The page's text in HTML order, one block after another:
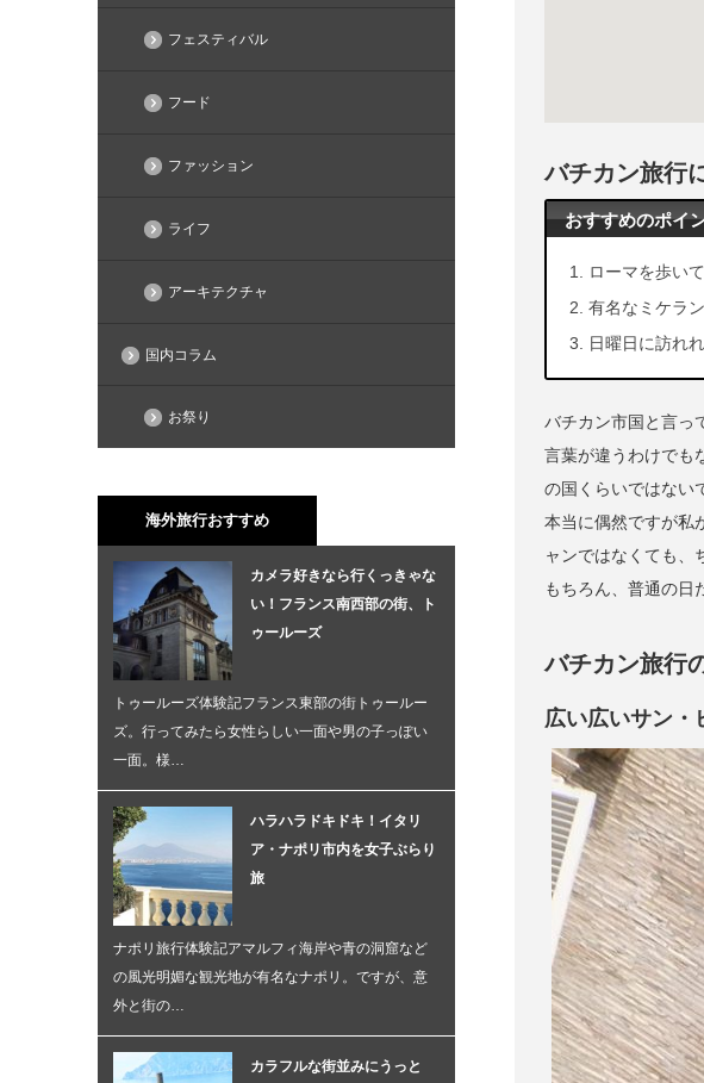
バチカン旅行
おすすめのポイ
ローマを歩い
有名なミケラ
日曜日に訪れ
バチカン市国と言っ
言葉が違うわけでも
の国くらいではない
本当に偶然ですが私
ャンではなくても、
もちろん、普通の日
バチカン旅行
広い広いサン・
フェスティバル
フード
ファッション
ライフ
アーキテクチャ
国内コラム
お祭り
海外旅行おすすめ
カメラ好きなら行くっきゃな
い！フランス南西部の街、ト
ゥールーズ
トゥールーズ体験記フランス東部の街トゥールー
ズ。行ってみたら女性らしい一面や男の子っぽい
一面。様…
ハラハラドキドキ！イタリ
ア・ナポリ市内を女子ぶらり
旅
ナポリ旅行体験記アマルフィ海岸や青の洞窟など
の風光明媚な観光地が有名なナポリ。ですが、意
外と街の…
カラフルな街並みにうっと